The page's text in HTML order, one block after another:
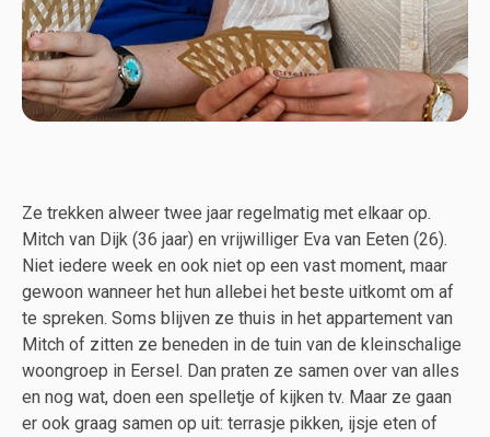
Ze trekken alweer twee jaar regelmatig met elkaar op.
Mitch van Dijk (36 jaar) en vrijwilliger Eva van Eeten (26).
Niet iedere week en ook niet op een vast moment, maar
gewoon wanneer het hun allebei het beste uitkomt om af
te spreken. Soms blijven ze thuis in het appartement van
Mitch of zitten ze beneden in de tuin van de kleinschalige
woongroep in Eersel. Dan praten ze samen over van alles
en nog wat, doen een spelletje of kijken tv. Maar ze gaan
er ook graag samen op uit: terrasje pikken, ijsje eten of